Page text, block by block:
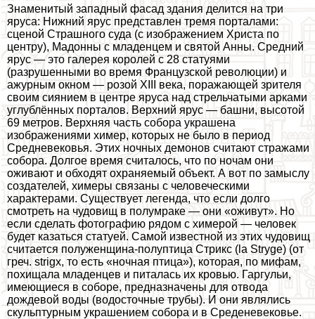
Знаменитый западный фасад здания делится на три
яруса: Нижний ярус представлен тремя порталами:
сценой Страшного суда (с изображением Христа по
центру), Мадонны с младенцем и святой Анны. Средний
ярус — это галерея королей с 28 статуями
(разрушенными во время Французской революции) и
ажурным окном — розой XIII века, поражающей зрителя
своим сиянием в центре яруса над стрельчатыми арками
углублённых порталов. Верхний ярус — башни, высотой
69 метров. Верхняя часть собора украшена
изображениями химер, которых не было в период
Средневековья. Этих ночных демонов считают стражами
собора. Долгое время считалось, что по ночам они
оживают и обходят охраняемый объект. А вот по замыслу
создателей, химеры связаны с человеческими
хаpaктерами. Существует легенда, что если долго
смотреть на чудовищ в полумpaке — они «оживут». Но
если сделать фотографию рядом с химерой — человек
будет казаться статуей. Самой известной из этих чудовищ
считается полуженщина-полуптица Стрикс (la Stryge) (от
греч. strigx, то есть «ночная птица»), которая, по мифам,
похищала младенцев и питалась их кровью. Гаргульи,
имеющиеся в соборе, предназначены для отвода
дождевой воды (водосточные трубы). И они являлись
скульптурным украшением собора и в Среденевековье.